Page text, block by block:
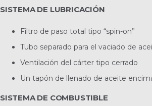
SISTEMA DE LUBRICACIÓN
Filtro de paso total tipo “spin-on”
Tubo separado para el vaciado de
Ventilación del cárter tipo cerrado
Un tapón de llenado de aceite
SISTEMA DE COMBUSTIBLE